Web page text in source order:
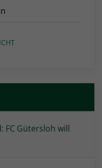
FC Gütersloh will